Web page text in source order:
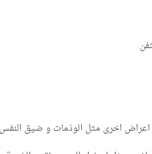
اعراض اخرى مثل الوذمات و ضيق